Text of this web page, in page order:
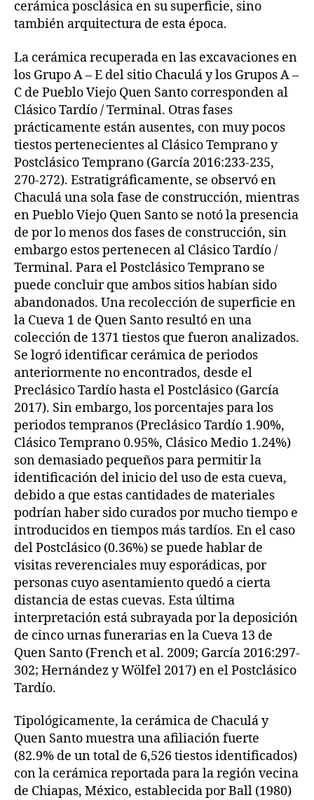
cerámica posclásica en su superficie, sino
también arquitectura de esta época.
La cerámica recuperada en las excavaciones en
los Grupo A – E del sitio Chaculá y los Grupos A –
C de Pueblo Viejo Quen Santo corresponden al
Clásico Tardío / Terminal. Otras fases
prácticamente están ausentes, con muy pocos
tiestos pertenecientes al Clásico Temprano y
Postclásico Temprano (García 2016:233-235,
270-272). Estratigráficamente, se observó en
Chaculá una sola fase de construcción, mientras
en Pueblo Viejo Quen Santo se notó la presencia
de por lo menos dos fases de construcción, sin
embargo estos pertenecen al Clásico Tardío /
Terminal. Para el Postclásico Temprano se
puede concluir que ambos sitios habían sido
abandonados. Una recolección de superficie en
la Cueva 1 de Quen Santo resultó en una
colección de 1371 tiestos que fueron analizados.
Se logró identificar cerámica de periodos
anteriormente no encontrados, desde el
Preclásico Tardío hasta el Postclásico (García
2017). Sin embargo, los porcentajes para los
periodos tempranos (Preclásico Tardío 1.90%,
Clásico Temprano 0.95%, Clásico Medio 1.24%)
son demasiado pequeños para permitir la
identificación del inicio del uso de esta cueva,
debido a que estas cantidades de materiales
podrían haber sido curados por mucho tiempo e
introducidos en tiempos más tardíos. En el caso
del Postclásico (0.36%) se puede hablar de
visitas reverenciales muy esporádicas, por
personas cuyo asentamiento quedó a cierta
distancia de estas cuevas. Esta última
interpretación está subrayada por la deposición
de cinco urnas funerarias en la Cueva 13 de
Quen Santo (French et al. 2009; García 2016:297-
302; Hernández y Wölfel 2017) en el Postclásico
Tardío.
Tipológicamente, la cerámica de Chaculá y
Quen Santo muestra una afiliación fuerte
(82.9% de un total de 6,526 tiestos identificados)
con la cerámica reportada para la región vecina
de Chiapas, México, establecida por Ball (1980)